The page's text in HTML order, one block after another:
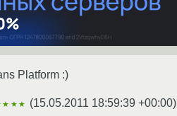
Platform :)
(15.05.2011 18:59:39 +00:00)